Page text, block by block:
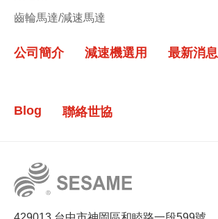
齒輪馬達/減速馬達
公司簡介 減速機選用 最新消息
Blog 聯絡世協